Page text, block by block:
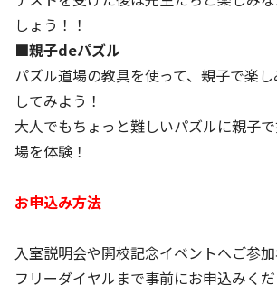
しょう！！
■親子deパズル
パズル道場の教具を使って、親子で楽
してみよう！
大人でもちょっと難しいパズルに親子
場を体験！
お申込み方法
入室説明会や開校記念イベントへご参
フリーダイヤルまで事前にお申込みくだ